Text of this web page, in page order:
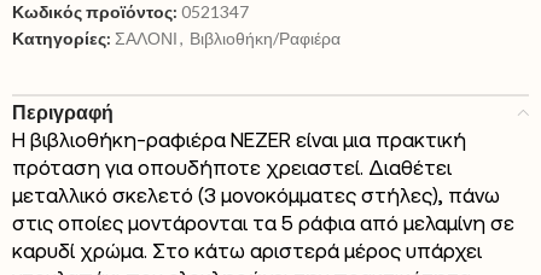
Κωδικός προϊόντος: 0521347
Κατηγορίες: ΣΑΛΟΝΙ, Βιβλιοθήκη/Ραφιέρα
Περιγραφή
Η βιβλιοθήκη-ραφιέρα NEZER είναι μια πρακτική
πρόταση για οπουδήποτε χρειαστεί. Διαθέτει
μεταλλικό σκελετό (3 μονοκόμματες στήλες), πάνω
στις οποίες μοντάρονται τα 5 ράφια από μελαμίνη σε
καρυδί χρώμα. Στο κάτω αριστερά μέρος υπάρχει